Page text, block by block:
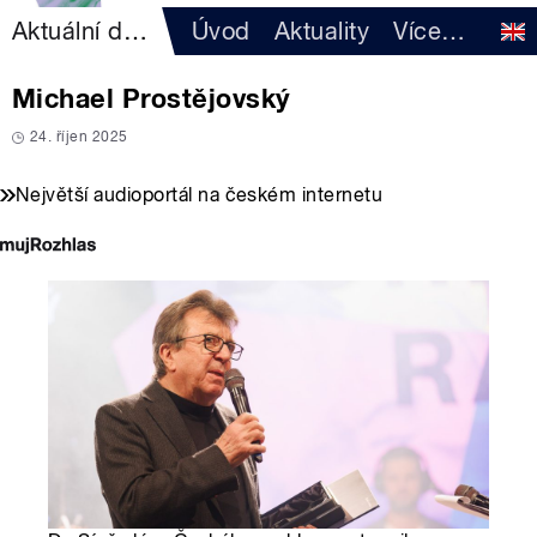
Aktuální dění Úvod Aktuality Více…
Michael Prostějovský
24. říjen 2025
Největší audioportál na českém internetu